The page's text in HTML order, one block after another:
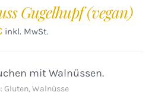
Gugelhupf (vegan)
inkl. MwSt.
mit Walnüssen.
Gluten, Walnüsse